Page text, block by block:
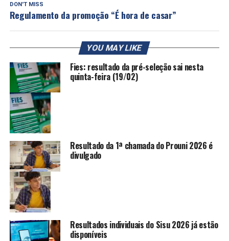
DON'T MISS
Regulamento da promoção “É hora de casar”
YOU MAY LIKE
Fies: resultado da pré-seleção sai nesta
quinta-feira (19/02)
Resultado da 1ª chamada do Prouni 2026 é
divulgado
Resultados individuais do Sisu 2026 já estão
disponíveis